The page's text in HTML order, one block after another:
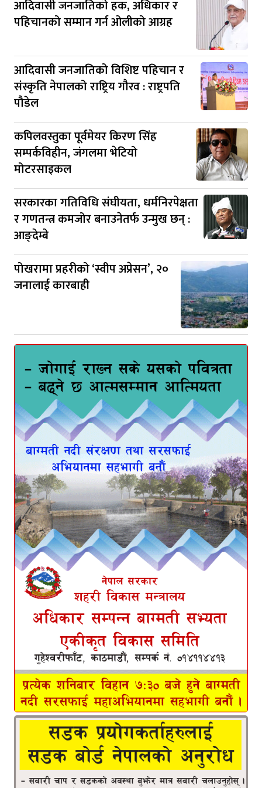
आदिवासी जनजातिको हक, अधिकार र
पहिचानको सम्मान गर्न ओलीको आग्रह
आदिवासी जनजातिको विशिष्ट पहिचान र
संस्कृति नेपालको राष्ट्रिय गौरव : राष्ट्रपति
पौडेल
कपिलवस्तुका पूर्वमेयर किरण सिंह
सम्पर्कविहीन, जंगलमा भेटियो
मोटरसाइकल
सरकारका गतिविधि संघीयता, धर्मनिरपेक्षता
र गणतन्त्र कमजोर बनाउनेतर्फ उन्मुख छन् :
आङ्देम्बे
पोखरामा प्रहरीको ‘स्वीप अप्रेसन’, २०
जनालाई कारबाही